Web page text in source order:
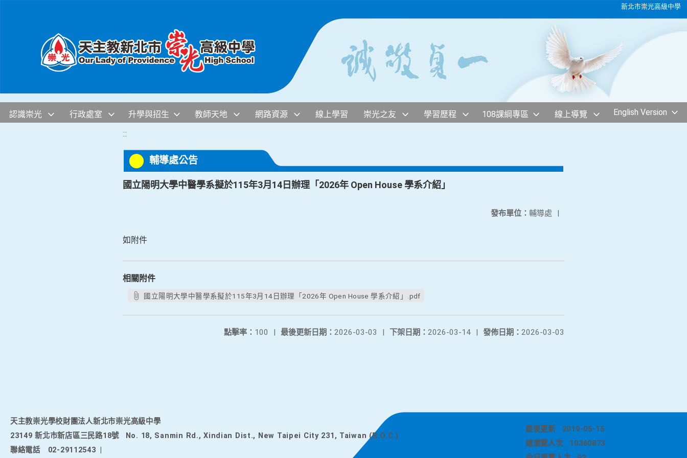
新北市崇光高級中學
認識崇光 行政處室 升學與招生 教師天地 網路資源 線上學習 崇光之友 學習歷程 108課綱專區 線上導覽 English Version
:::
輔導處公告
國立陽明大學中醫學系擬於115年3月14日辦理「2026年 Open House 學系介紹」
發布單位： 輔導處 |
如附件
相關附件
國立陽明大學中醫學系擬於115年3月14日辦理「2026年 Open House 學系介紹」.pdf
發佈日期： 2026-03-03
下架日期： 2026-03-14 |
最後更新日期： 2026-03-03 |
點擊率： 100 |
天主教崇光學校財團法人新北市崇光高級中學
23149 新北市新店區三民路18號
No. 18, Sanmin Rd., Xindian Dist., New Taipei City 231, Taiwan (R.O.C.)
聯絡電話
02-29112543
最後更新
2019-05-15
總瀏覽人次
10360873